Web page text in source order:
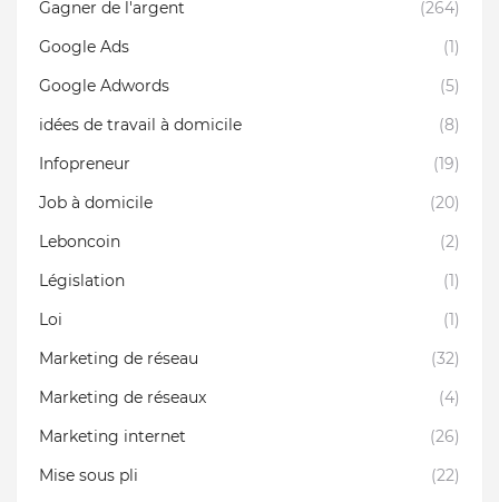
Gagner de l'argent
(264)
Google Ads
(1)
Google Adwords
(5)
idées de travail à domicile
(8)
Infopreneur
(19)
Job à domicile
(20)
Leboncoin
(2)
Législation
(1)
Loi
(1)
Marketing de réseau
(32)
Marketing de réseaux
(4)
Marketing internet
(26)
Mise sous pli
(22)